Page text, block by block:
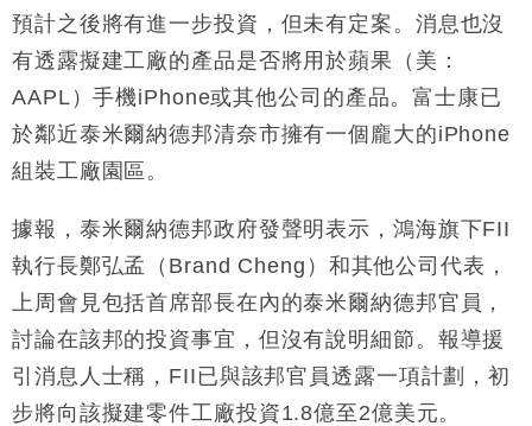
12:30
財經｜香港7月PMI回落至51 企業擴張放慢兼縮減人
手
11:40
財經｜黑石傳再籌逾360億美元 支援Anthropic租用
Google晶片
10:57
財經｜美商務部擬擴大金屬關稅範圍 14類產品或加徵
25%
定高消費客群
17:40
財經｜本港6月零售額連升14個月 珠寶鐘錶銷售升勢
最強
16:33
財經｜滙控重啟最多10億美元回購 派息比率目標維持
50%
預計之後將有進一步投資，但未有定案。消息也沒
有透露擬建工廠的產品是否將用於蘋果（美：
AAPL）手機iPhone或其他公司的產品。富士康已
於鄰近泰米爾納德邦清奈市擁有一個龐大的iPhone
組裝工廠園區。
據報，泰米爾納德邦政府發聲明表示，鴻海旗下FII
執行長鄭弘孟（Brand Cheng）和其他公司代表，
上周會見包括首席部長在內的泰米爾納德邦官員，
討論在該邦的投資事宜，但沒有說明細節。報導援
引消息人士稱，FII已與該邦官員透露一項計劃，初
步將向該擬建零件工廠投資1.8億至2億美元。